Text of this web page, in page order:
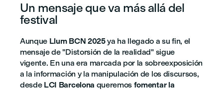
Un mensaje que va más allá del
festival
Aunque Llum BCN 2025ya ha llegado a su fin, el
mensaje de "Distorsión de la realidad" sigue
vigente. En una era marcada por la sobreexposición
a la información y la manipulación de los discursos,
desde LCI Barcelona queremos fomentar la